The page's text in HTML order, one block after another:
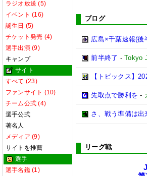
ラジオ放送 (5)
イベント (16)
誕生日 (5)
チケット発売 (4)
選手出演 (9)
キャンプ
サイト
すべて (23)
ファンサイト (10)
チーム公式 (4)
選手公式
著名人
メディア (9)
サイトを推薦
選手
選手名鑑 (1)
ブログ
広島×千葉速報(後
前半終了 -Tokyo
【トピックス】
先取点で勝利を -
さ、戦う準備は出
リーグ戦